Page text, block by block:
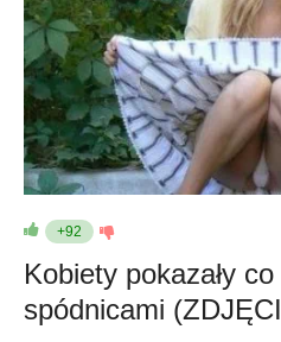
+92
Kobiety pokazały
spódnicami